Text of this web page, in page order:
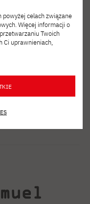
celach związane
Więcej informacji o
Twoich
Ci uprawnieniach,